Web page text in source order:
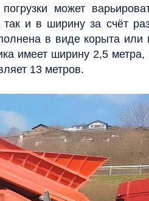
может
и в ширину за счёт
в виде корыта или
имеет ширину 2,5 метра,
13 метров.